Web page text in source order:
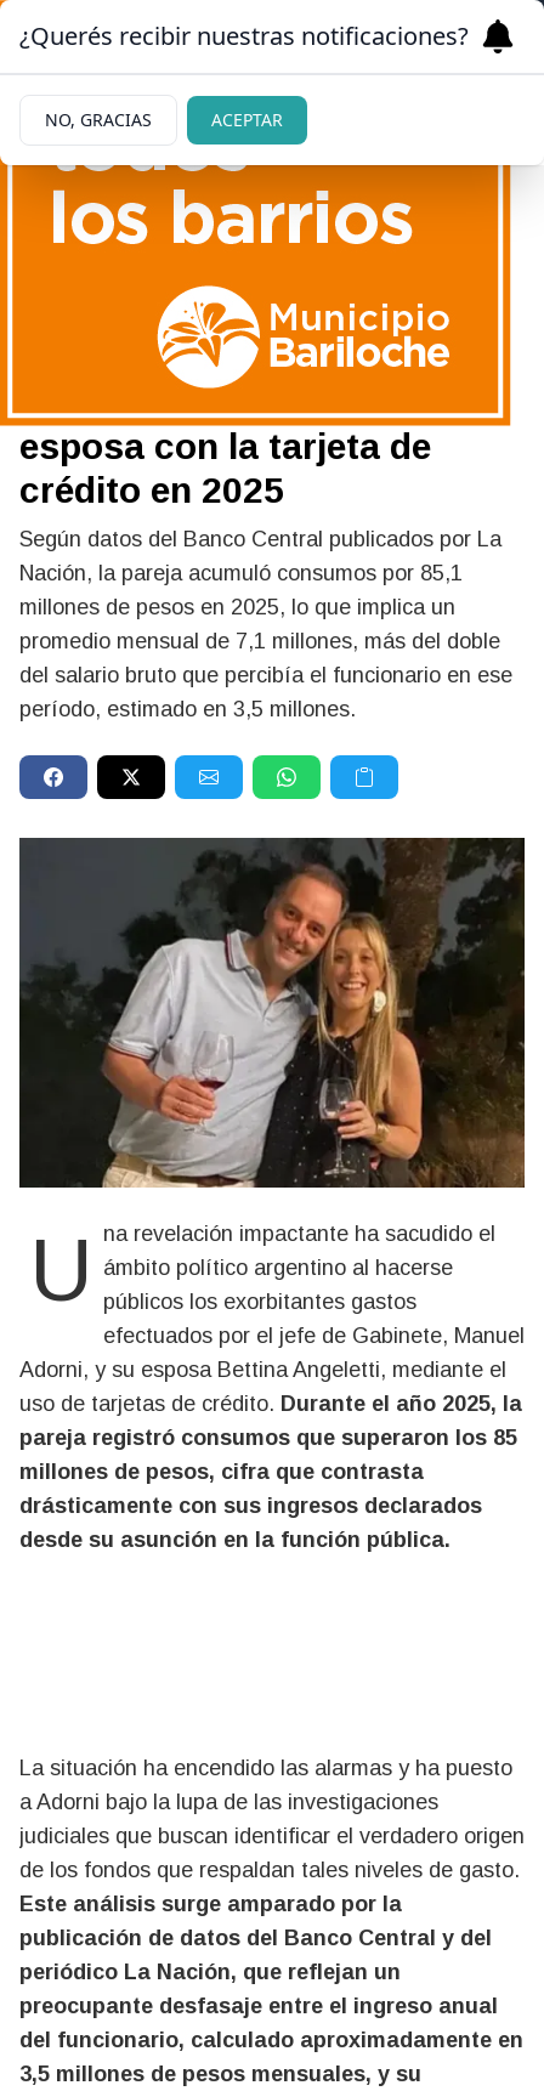
Nuevo hallazgo de
millonarios gastos
realizados por Adorni y su
esposa con la tarjeta de
crédito en 2025
Según datos del Banco Central publicados por La
Nación, la pareja acumuló consumos por 85,1
millones de pesos en 2025, lo que implica un
promedio mensual de 7,1 millones, más del doble
del salario bruto que percibía el funcionario en ese
período, estimado en 3,5 millones.
Una revelación impactante ha sacudido el
ámbito político argentino al hacerse
públicos los exorbitantes gastos
efectuados por el jefe de Gabinete, Manuel
Adorni, y su esposa Bettina Angeletti, mediante el
uso de tarjetas de crédito. Durante el año 2025, la
pareja registró consumos que superaron los 85
millones de pesos, cifra que contrasta
drásticamente con sus ingresos declarados
desde su asunción en la función pública.
La situación ha encendido las alarmas y ha puesto
a Adorni bajo la lupa de las investigaciones
judiciales que buscan identificar el verdadero origen
de los fondos que respaldan tales niveles de gasto.
Este análisis surge amparado por la
publicación de datos del Banco Central y del
periódico La Nación, que reflejan un
preocupante desfasaje entre el ingreso anual
del funcionario, calculado aproximadamente en
3,5 millones de pesos mensuales, y su
¿Querés recibir nuestras notificaciones?
NO, GRACIAS ACEPTAR